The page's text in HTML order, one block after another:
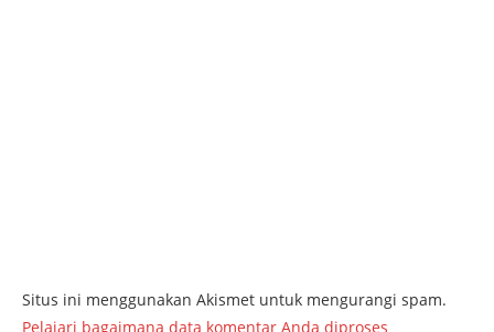
Situs ini menggunakan Akismet untuk mengurangi spam.
Pelajari bagaimana data komentar Anda diproses